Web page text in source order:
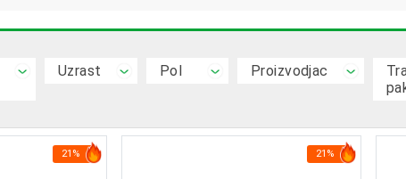
Uzrast Pol Proizvodjac
21% 21%